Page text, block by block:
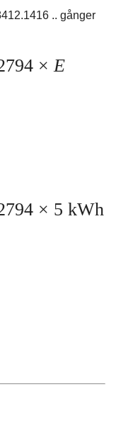
.. gånger
×E
× 5 kWh